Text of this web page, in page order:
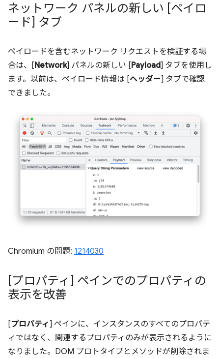
ネットワーク パネルの新しい [ペイロ
ード] タブ
ペイロードを含むネットワーク リクエストを検証する場
合は、[Network] パネルの新しい [Payload] タブを使用し
ます。以前は、ペイロード情報は [ヘッダー] タブで確認
できました。
Chromium の問題: 1214030
[プロパティ] ペインでのプロパティの
表示を改善
[プロパティ ] ペインに、インスタンスのすべてのプロパテ
ィではなく、関連するプロパティのみが表示されるように
なりました。DOM プロトタイプとメソッドが削除されま